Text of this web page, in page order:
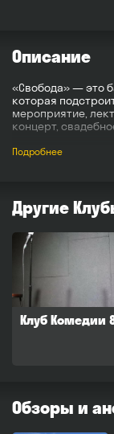
Описание
«Свобода» — это
которая
мероприятие,
концерт,
Залы:
концерты:
гардеробной,
Подробнее
Другие
Клуб Комедии
Обзоры и